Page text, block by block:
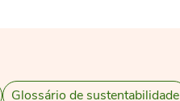
Glossário de sustentabilidade